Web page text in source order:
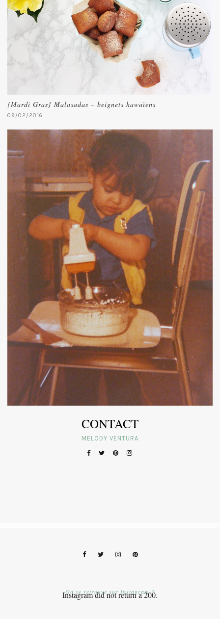
{Mardi Gras} Malasadas – beignets hawaïens
09/02/2016
CONTACT
MELODY VENTURA
Instagram did not return a 200.
On se retrouve sur Instagram ?